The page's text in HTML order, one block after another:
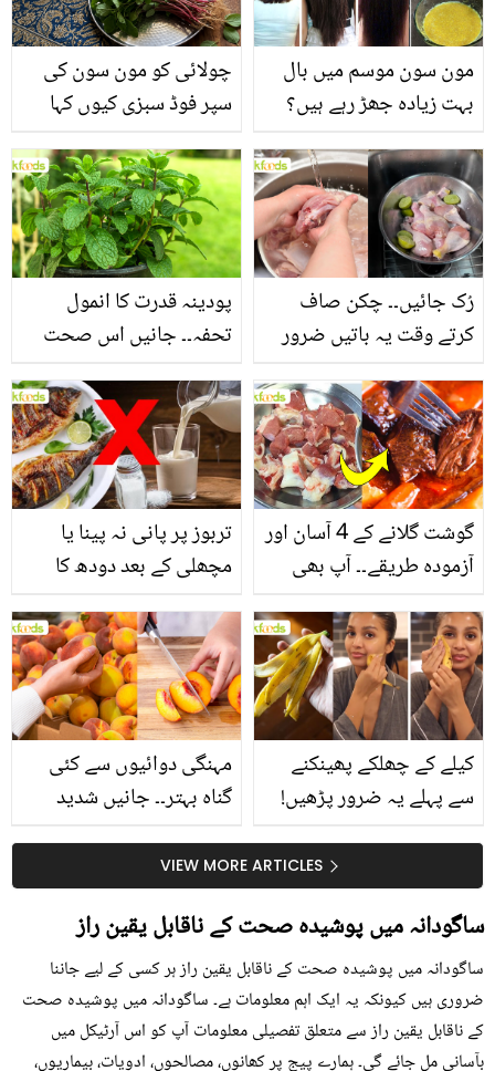
چولائی کو مون سون کی
سپر فوڈ سبزی کیوں کہا
منرلز اور اینٹی آکسیڈنٹس
سے بھرپور اس سبزی کے
فائدے
مون سون موسم میں بال
بہت زیادہ جھڑ رہے ہیں؟
بنانے کے چند قدرتی طریقے
پودینہ قدرت کا انمول
تحفہ۔۔ جانیں اس صحت
انگیز طبی فوائد
رُک جائیں۔۔ چکن صاف
کرتے وقت یہ باتیں ضرور
تربوز پر پانی نہ پینا یا
مچھلی کے بعد دودھ کا
سے متعلق غلط فہمیوں کی
حقیقت کیا ہے اور افواہ
کیا؟
گوشت گلانے کے 4 آسان اور
آزمودہ طریقے۔۔ آپ بھی
بتائے راز
مہنگی دوائیوں سے کئی
گناہ بہتر۔۔ جانیں شدید
کیوں کھانا چاہیے؟
کیلے کے چھلکے پھینکنے
سے پہلے یہ ضرور پڑھیں!
سستا اور قدرتی حلVIEW MORE ARTICLES
ساگودانہ میں پوشیدہ صحت کے ناقابل یقین راز
ساگودانہ میں پوشیدہ صحت کے ناقابل یقین راز ہر کسی کے لیے جاننا
ضروری ہیں کیونکہ یہ ایک اہم معلومات ہے۔ ساگودانہ میں پوشیدہ صحت
کے ناقابل یقین راز سے متعلق تفصیلی معلومات آپ کو اس آرٹیکل میں
بآسانی مل جائے گی۔ ہمارے پیج پر کھانوں، مصالحوں، ادویات، بیماریوں،